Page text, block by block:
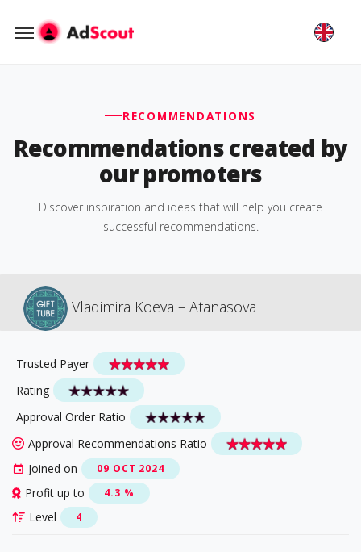
RECOMMENDATIONS
Recommendations created by
our promoters
Discover inspiration and ideas that will help you create
successful recommendations.
Vladimira Koeva – Atanasova
Trusted Payer
Rating
Approval Order Ratio
Approval Recommendations Ratio
Joined on
09 OCT 2024
Profit up to 4.3 %
Level 4